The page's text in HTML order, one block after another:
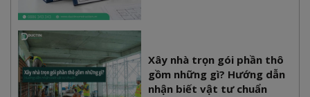
Xây nhà trọn gói phần thô
gồm những gì? Hướng dẫn
nhận biết vật tư chuẩn